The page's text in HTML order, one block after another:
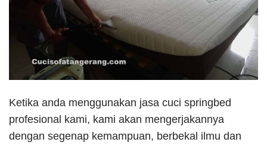
Ketika anda menggunakan jasa cuci springbed
profesional kami, kami akan mengerjakannya
dengan segenap kemampuan, berbekal ilmu dan